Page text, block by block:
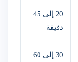
20 إلى 45
دقيقة
30 إلى 60